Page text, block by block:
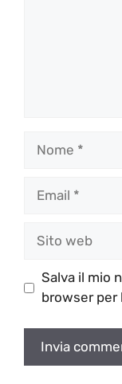
Salva il mio
browser per